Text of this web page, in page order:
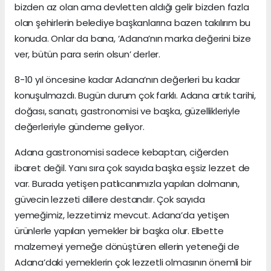
bizden az olan ama devletten aldığı gelir bizden fazla
olan şehirlerin belediye başkanlarına bazen takılırım bu
konuda. Onlar da bana, ‘Adana’nın marka değerini bize
ver, bütün para serin olsun’ derler.
8-10 yıl öncesine kadar Adana’nın değerleri bu kadar
konuşulmazdı. Bugün durum çok farklı. Adana artık tarihi,
doğası, sanatı, gastronomisi ve başka, güzellikleriyle
değerleriyle gündeme geliyor.
Adana gastronomisi sadece kebaptan, ciğerden
ibaret değil. Yanı sıra çok sayıda başka eşsiz lezzet de
var. Burada yetişen patlıcanımızla yapılan dolmanın,
güvecin lezzeti dillere destandır. Çok sayıda
yemeğimiz, lezzetimiz mevcut. Adana’da yetişen
ürünlerle yapılan yemekler bir başka olur. Elbette
malzemeyi yemeğe dönüştüren ellerin yeteneği de
Adana’daki yemeklerin çok lezzetli olmasının önemli bir